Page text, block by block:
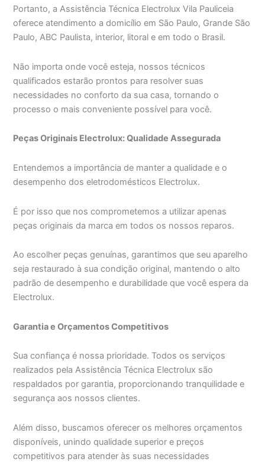
Portanto, a Assistência Técnica Electrolux Vila Pauliceia
oferece atendimento a domicílio em São Paulo, Grande São
Paulo, ABC Paulista, interior, litoral e em todo o Brasil.
Não importa onde você esteja, nossos técnicos
qualificados estarão prontos para resolver suas
necessidades no conforto da sua casa, tornando o
processo o mais conveniente possível para você.
Peças Originais Electrolux: Qualidade Assegurada
Entendemos a importância de manter a qualidade e o
desempenho dos eletrodomésticos Electrolux.
É por isso que nos comprometemos a utilizar apenas
peças originais da marca em todos os nossos reparos.
Ao escolher peças genuínas, garantimos que seu aparelho
seja restaurado à sua condição original, mantendo o alto
padrão de desempenho e durabilidade que você espera da
Electrolux.
Garantia e Orçamentos Competitivos
Sua confiança é nossa prioridade. Todos os serviços
realizados pela Assistência Técnica Electrolux são
respaldados por garantia, proporcionando tranquilidade e
segurança aos nossos clientes.
Além disso, buscamos oferecer os melhores orçamentos
disponíveis, unindo qualidade superior e preços
competitivos para atender às suas necessidades